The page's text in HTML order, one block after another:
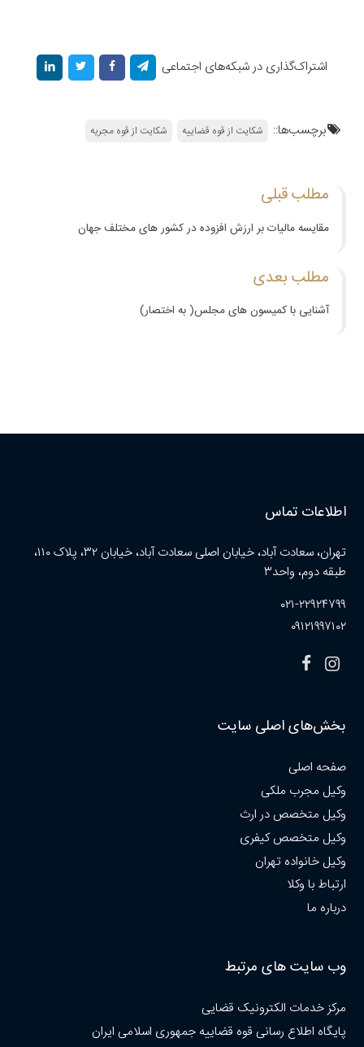
اشتراک‌گذاری در شبکه‌های اجتماعی
برچسب‌ها:: شکایت از قوه قضاییه شکایت از قوه مجریه
مطلب قبلی
مقایسه مالیات بر ارزش افزوده در کشور های مختلف جهان
مطلب بعدی
آشنایی با کمیسون های مجلس( به اختصار)
اطلاعات تماس
تهران، سعادت آباد، خیابان اصلی سعادت آباد، خیابان ۳۲، پلاک ۱۱۰،
طبقه دوم، واحد۳
۰۲۱-۲۲۹۲۴۷۹۹
۰۹۱۲۱۹۹۷۱۰۲
بخش‌های اصلی سایت
صفحه اصلی
وکیل مجرب ملکی
وکیل متخصص در ارث
وکیل متخصص کیفری
وکیل خانواده تهران
ارتباط با وکلا
درباره ما
وب سایت های مرتبط
مرکز خدمات الکترونیک قضایی
پایگاه اطلاع رسانی قوه قضاییه جمهوری اسلامی ایران